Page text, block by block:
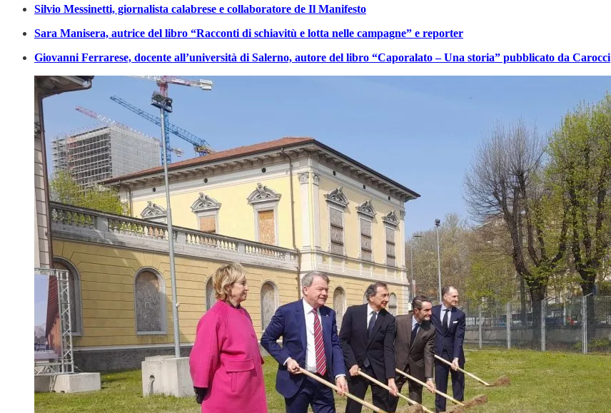
Silvio Messinetti, giornalista calabrese e collaboratore de Il Manifesto
Sara Manisera, autrice del libro “Racconti di schiavitù e lotta nelle campagne” e reporter
Giovanni Ferrarese, docente all’università di Salerno, autore del libro “Caporalato – Una storia” pubblicato da Carocci